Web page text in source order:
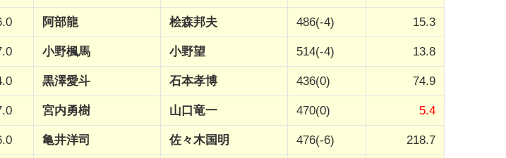
阿部龍 桧森邦夫 486(-4) 15.3
小野楓馬 小野望 514(-4) 13.8
黒澤愛斗 石本孝博 436(0) 74.9
宮内勇樹 山口竜一 470(0) 5.4
亀井洋司 佐々木国明 476(-6) 218.7